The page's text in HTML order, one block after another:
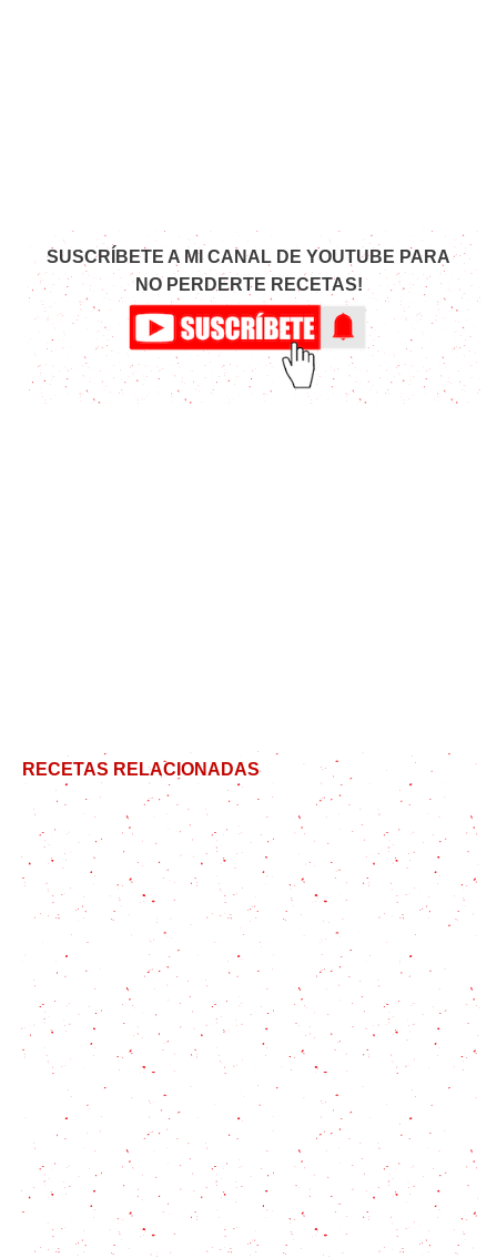
SUSCRÍBETE A MI CANAL DE YOUTUBE PARA
NO PERDERTE RECETAS!
RECETAS RELACIONADAS
Glasé para decorar Huevos de Pascua
Camarones al Ajillo: una receta riquisíma y súper
fácil con tips y consejos para que salgan jugosos
Tarta de espinaca cremosa
Wan Tun Frito: Receta paso a paso
Receta tradicional de Enchiladas Mineras en pocos
pasos: el sabor de Guanajuato